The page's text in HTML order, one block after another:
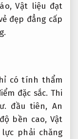
Vật liệu đạt
đẹp đẳng cấp
có tính thẩm
đặc sắc. Thi
đầu tiên, An
bền cao, Vật
phải chăng